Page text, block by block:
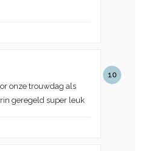
10
onze trouwdag als
geregeld super leuk